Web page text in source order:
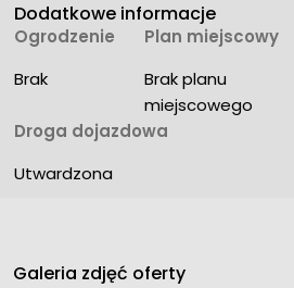
Dodatkowe informacje
Ogrodzenie
Brak
Plan miejscowy
Brak planu
miejscowego
Droga dojazdowa
Utwardzona
Galeria zdjęć oferty